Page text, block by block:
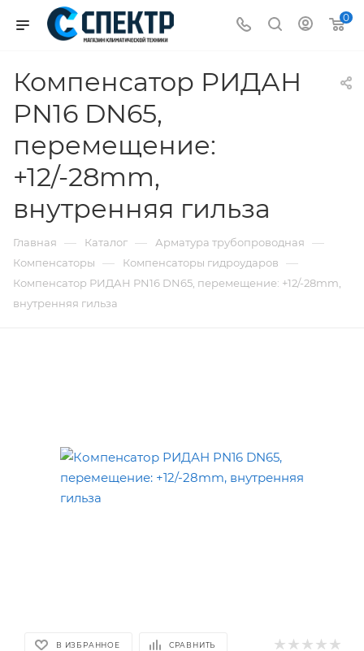
0
Компенсатор РИДАН
PN16 DN65,
перемещение:
+12/-28mm,
внутренняя гильза
Главная — Каталог — Арматура трубопроводная —
Компенсаторы — Компенсаторы гидроударов —
Компенсатор РИДАН PN16 DN65, перемещение: +12/-28mm,
внутренняя гильза
В ИЗБРАННОЕ СРАВНИТЬ